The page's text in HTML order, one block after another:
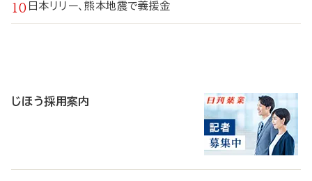
日本リリー、熊本地震で義援金
じほう採用案内